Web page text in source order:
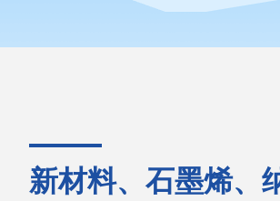
新材料、石墨烯、